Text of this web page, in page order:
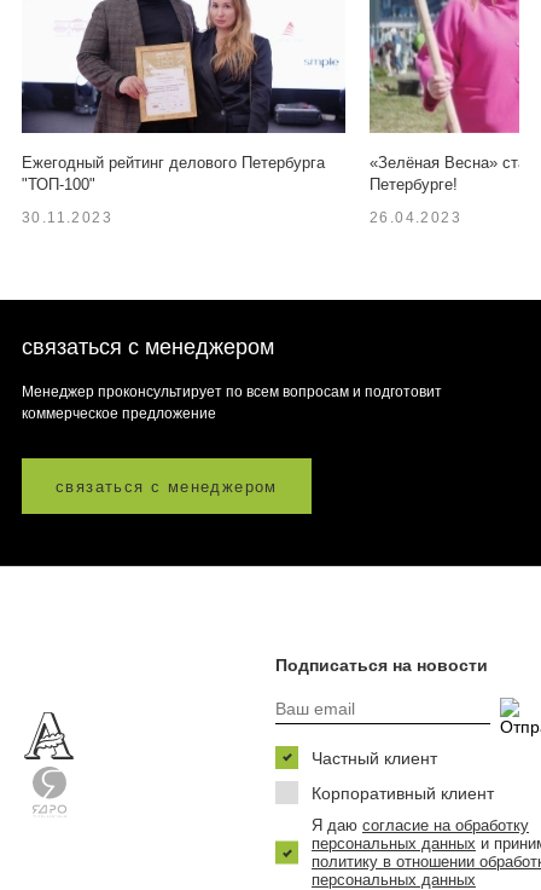
Ежегодный рейтинг делового Петербурга
"ТОП-100"
30.11.2023
«Зелёная Весна»
Петербурге!
26.04.2023
связаться с менеджером
Менеджер проконсультирует по всем вопросам и подготовит
коммерческое предложение
связаться с менеджером
Подписаться на новости
Частный клиент
Корпоративный клиент
Я даю согласие на обработку
персональных данных и
политику в отношении
персональных данных